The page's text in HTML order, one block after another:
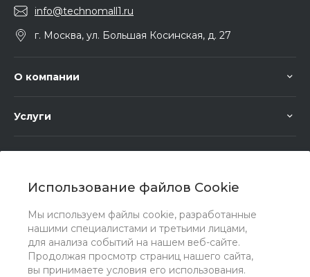
Использование файлов Cookie
Мы используем файлы cookie, разработанные
нашими специалистами и третьими лицами,
для анализа событий на нашем веб-сайте.
Продолжая просмотр страниц нашего сайта,
вы принимаете условия его использования.
info@technomall1.ru
г. Москва, ул. Большая Косинская, д. 27
О компании
Услуги
Мы в соц. сетях